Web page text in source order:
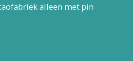
alleen met pin